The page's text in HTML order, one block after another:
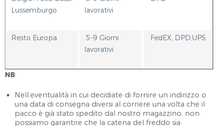
Lussemburgo
lavorativi
Resto Europa
5-9 Giorni
lavorativi
FedEX, DPD,UPS
NB:
Nell’eventualità in cui decidiate di fornire un indirizzo o
una data di consegna diversi al corriere una volta che il
pacco è già stato spedito dal nostro magazzino, non
possiamo garantire che la catena del freddo sia